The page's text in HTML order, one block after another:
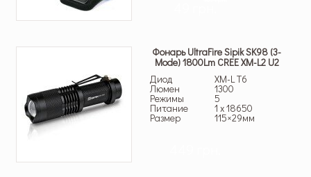
Фонарь UltraFire Sipik SK98 (3-
Mode) 1800Lm CREE XM-L2 U2
Диод
XM-L T6
Люмен 1300
Режимы 5
Питание 1 x 18650
Размер 115×29мм